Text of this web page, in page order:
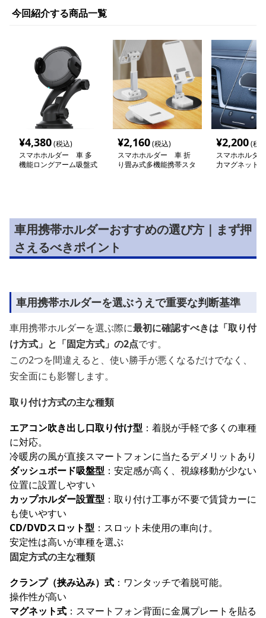
今回紹介する商品一覧
¥4,380(税込)
スマホホルダー 車 多
機能ロングアーム吸盤式
¥2,160(税込)
スマホホルダー 車 折
り畳み式多機能携帯スタ
¥2,200(税
スマホホルダ
力マグネット
車用携帯ホルダーおすすめの選び方｜まず押
さえるべきポイント
車用携帯ホルダーを選ぶうえで重要な判断基準
車用携帯ホルダーを選ぶ際に最初に確認すべきは「取り付
け方式」と「固定方式」の2点です。
この2つを間違えると、使い勝手が悪くなるだけでなく、
安全面にも影響します。
取り付け方式の主な種類
エアコン吹き出し口取り付け型 ：着脱が手軽で多くの車種
に対応。
冷暖房の風が直接スマートフォンに当たるデメリットあり
ダッシュボード吸盤型 ：安定感が高く、視線移動が少ない
位置に設置しやすい
カップホルダー設置型 ：取り付け工事が不要で賃貸カーに
も使いやすい
CD/DVDスロット型 ：スロット未使用の車向け。
安定性は高いが車種を選ぶ
固定方式の主な種類
クランプ（挟み込み）式 ：ワンタッチで着脱可能。
操作性が高い
マグネット式 ：スマートフォン背面に金属プレートを貼る